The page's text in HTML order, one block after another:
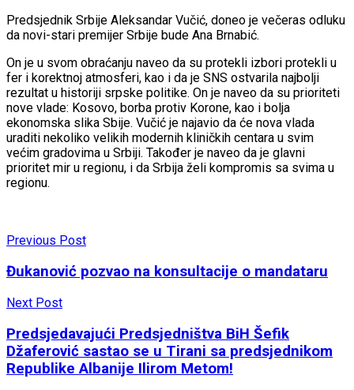
Predsjednik Srbije Aleksandar Vučić, doneo je večeras odluku
da novi-stari premijer Srbije bude Ana Brnabić.
On je u svom obraćanju naveo da su protekli izbori protekli u
fer i korektnoj atmosferi, kao i da je SNS ostvarila najbolji
rezultat u historiji srpske politike. On je naveo da su prioriteti
nove vlade: Kosovo, borba protiv Korone, kao i bolja
ekonomska slika Sbije. Vučić je najavio da će nova vlada
uraditi nekoliko velikih modernih kliničkih centara u svim
većim gradovima u Srbiji. Također je naveo da je glavni
prioritet mir u regionu, i da Srbija želi kompromis sa svima u
regionu.
Previous Post
Đukanović pozvao na konsultacije o mandataru
Next Post
Predsjedavajući Predsjedništva BiH Šefik
Džaferović sastao se u Tirani sa predsjednikom
Republike Albanije Ilirom Metom!